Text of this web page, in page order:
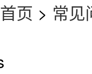
首页 > 常见